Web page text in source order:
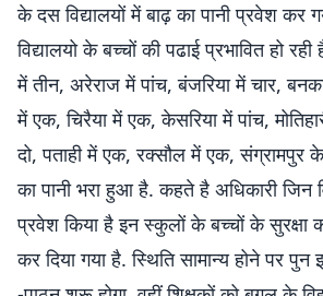
के दस विद्यालयों में बाढ़ का पानी प्रवेश कर
विद्यालयो के बच्चों की पढाई प्रभावित हो
में तीन, अरेराज में पांच, बंजरिया में चार,
में एक, चिरैया में एक, केसरिया में पांच,
दो, पताही में एक, रक्सौल में एक, संग्रामपुर के
का पानी भरा हुआ है. कहते है अधिकारी जिन
प्रवेश किया है इन स्कुलों के बच्चों के सुरक्षा
कर दिया गया है. स्थिति सामान्य होने पर पुन